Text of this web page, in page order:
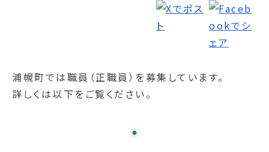
浦幌町では職員（正職員）を募集しています。
詳しくは以下をご覧ください。